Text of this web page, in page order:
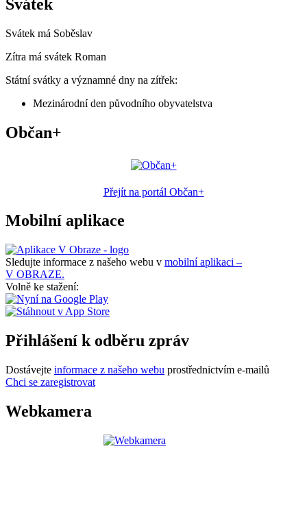
Svátek
Svátek má Soběslav
Zítra má svátek Roman
Státní svátky a významné dny na zítřek:
Mezinárodní den původního obyvatelstva
Občan+
Přejít na portál Občan+
Mobilní aplikace
Sledujte informace z našeho webu v mobilní aplikaci –
V OBRAZE.
Volně ke stažení:
Přihlášení k odběru zpráv
Dostávejte informace z našeho webu prostřednictvím e-mailů
Chci se zaregistrovat
Webkamera